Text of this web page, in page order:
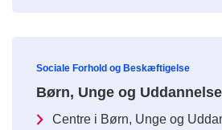
Sociale Forhold og Beskæftigelse
Børn, Unge og Uddannelse
Centre i Børn, Unge og